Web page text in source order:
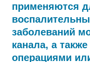
применяются
заболеваний
канала, а
операциями